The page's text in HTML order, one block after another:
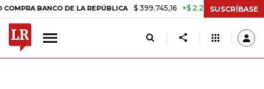
DE LA REPÚBLICA $ 399.745,16 +$ 2.295,71 +0,58% TASA
SUSCRÍBASE